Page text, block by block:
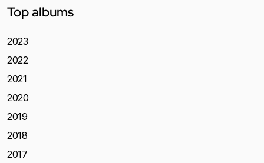
Top albums
2023
2022
2021
2020
2019
2018
2017